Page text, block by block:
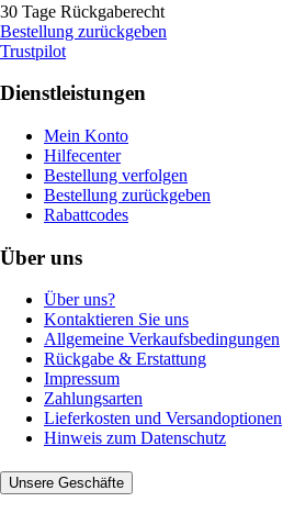
30 Tage Rückgaberecht
Bestellung zurückgeben
Trustpilot
Dienstleistungen
Mein Konto
Hilfecenter
Bestellung verfolgen
Bestellung zurückgeben
Rabattcodes
Über uns
Über uns?
Kontaktieren Sie uns
Allgemeine Verkaufsbedingungen
Rückgabe & Erstattung
Impressum
Zahlungsarten
Lieferkosten und Versandoptionen
Hinweis zum Datenschutz
Unsere Geschäfte